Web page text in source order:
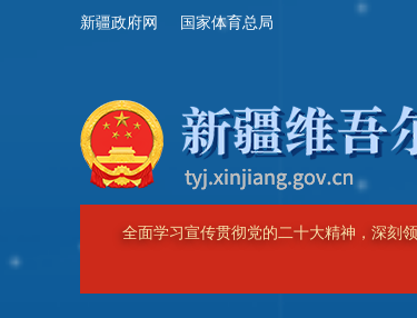
新疆政府网 国家体育总局
坚持以习近平新时代中国特色社会主义思